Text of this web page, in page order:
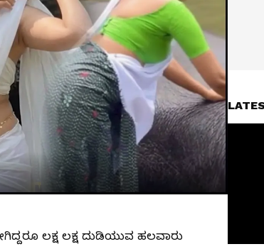
ಲಕ್ಷ ಲಕ್ಷ ದುಡಿಯುವ ಹಲವಾರು